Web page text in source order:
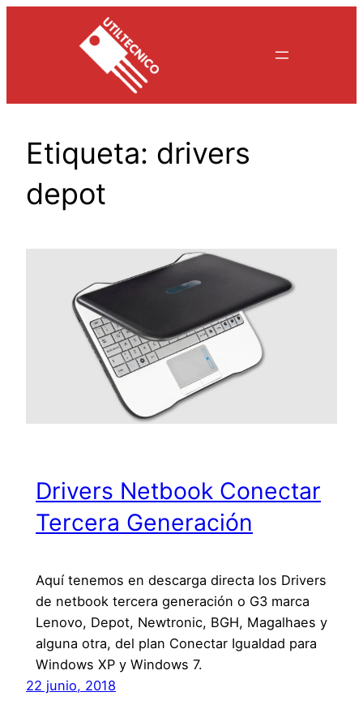
Etiqueta: drivers
depot
Drivers Netbook Conectar
Tercera Generación
Aquí tenemos en descarga directa los Drivers
de netbook tercera generación o G3 marca
Lenovo, Depot, Newtronic, BGH, Magalhaes y
alguna otra, del plan Conectar Igualdad para
Windows XP y Windows 7.
22 junio, 2018